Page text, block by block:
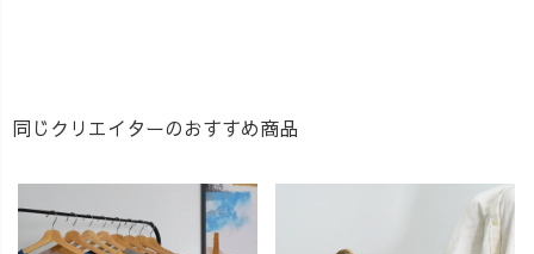
同じクリエイターのおすすめ商品